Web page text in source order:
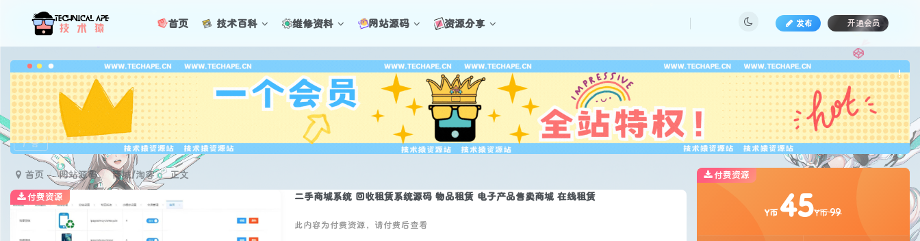
首页 技术百科 维修资料 网站源码 资源分享 发布 开通会员
!
广告
首页 网站源码 商城/淘客
正文
二手商城系统 回收租赁系统源码 物品租赁 电子产品售卖商城 在线租赁
此内容为付费资源，请付费后查看
付费资源
付费资源
Y币 45Y币99